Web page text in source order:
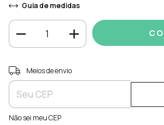
Guia de medidas
Entregas para o CEP:
Meios de envio
Não sei meu CEP